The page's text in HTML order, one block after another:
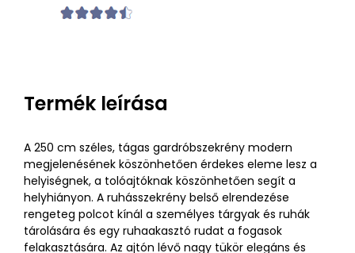
Termék leírása
A 250 cm széles, tágas gardróbszekrény modern
megjelenésének köszönhetően érdekes eleme lesz a
helyiségnek, a tolóajtóknak köszönhetően segít a
helyhiányon. A ruhásszekrény belső elrendezése
rengeteg polcot kínál a személyes tárgyak és ruhák
tárolására és egy ruhaakasztó rudat a fogasok
felakasztására. Az ajtón lévő nagy tükör elegáns és